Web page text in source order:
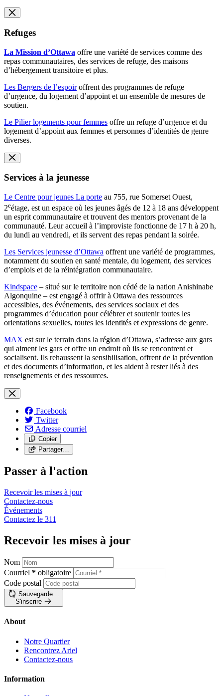
Refuges
La Mission d’Ottawa offre une variété de services comme des
repas communautaires, des services de refuge, des maisons
d’hébergement transitoire et plus.
Les Bergers de l’espoiroffrent des programmes de refuge
d’urgence, du logement d’appoint et un ensemble de mesures de
soutien.
Le Pilier logements pour femmes offre un refuge d’urgence et du
logement d’appoint aux femmes et personnes d’identités de genre
diverses.
Services à la jeunesse
Le Centre pour jeunes La porte au 755, rue Somerset Ouest,
2eétage, est un espace où les jeunes âgés de 12 à 18 ans développent
un esprit communautaire et trouvent des mentors provenant de la
communauté. Leur accueil à l’improviste fonctionne de 17 h à 20 h,
du lundi au vendredi, et ils servent des repas pendant la soirée.
Les Services jeunesse d’Ottawa offrent une variété de programmes,
notamment du soutien en santé mentale, du logement, des services
d’emplois et de la réintégration communautaire.
Kindspace – situé sur le territoire non cédé de la nation Anishinabe
Algonquine – est engagé à offrir à Ottawa des ressources
accessibles, des événements, des services sociaux et des
programmes d’éducation pour célébrer et soutenir toutes les
orientations sexuelles, toutes les identités et expressions de genre.
MAX est sur le terrain dans la région d’Ottawa, s’adresse aux gars
qui aiment les gars et offre un endroit où ils se rencontrent et
socialisent. Ils rehaussent la sensibilisation, offrent de la prévention
et des documents d’information, et les aident à rester liés à des
renseignements et des ressources.
Facebook
Twitter
Adresse courriel
Copier
Partager…
Passer à l'action
Recevoir les mises à jour
Contactez-nous
Événements
Contactez le 311
Recevoir les mises à jour
Nom
Courriel * obligatoire
Code postal
Sauvegarde…
S'inscrire
About
Notre Quartier
Rencontrez Ariel
Contactez-nous
Information